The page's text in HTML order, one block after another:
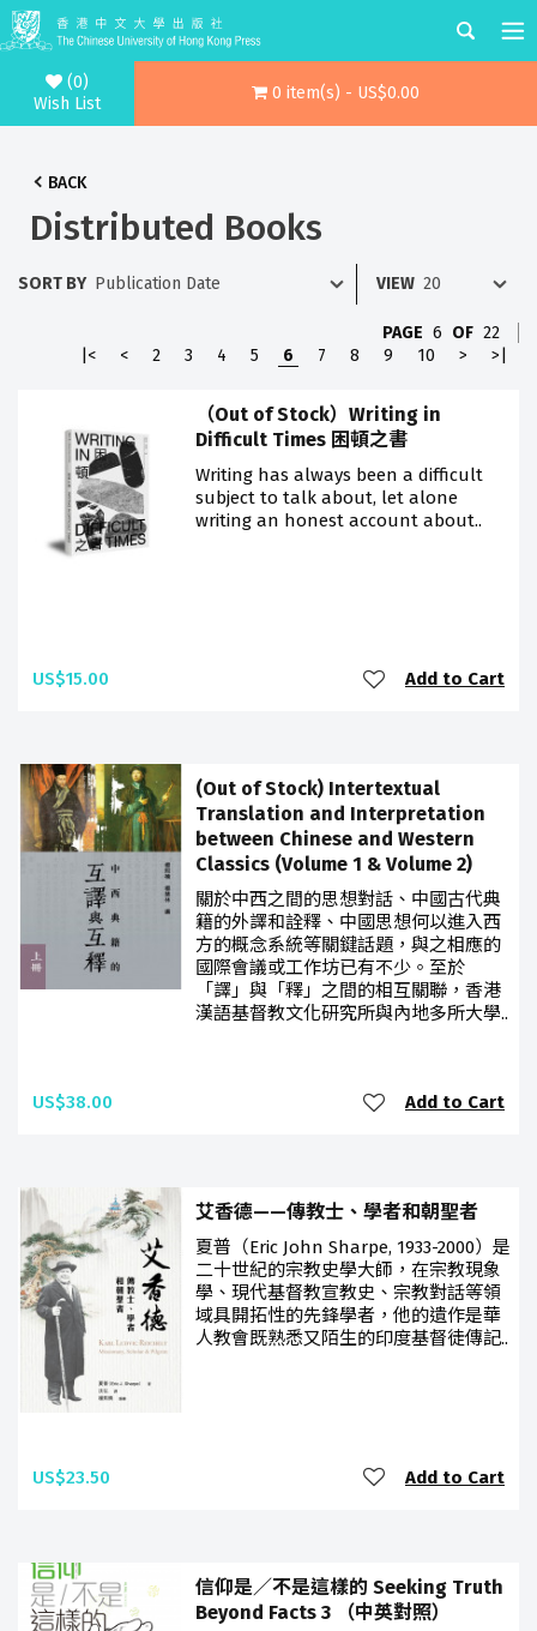
(0)
Wish List
0 item(s) - US$0.00
BACK
Distributed Books
SORT BY VIEW
PAGE 6 OF 22
|<
< 2 3 4 5 6 7 8 9 10 > >|
（Out of Stock）Writing in
Difficult Times 困頓之書
Writing has always been a difficult
subject to talk about, let alone
writing an honest account about..
US$15.00 Add to Cart
(Out of Stock) Intertextual
Translation and Interpretation
between Chinese and Western
Classics (Volume 1 & Volume 2)
關於中西之間的思想對話、中國古代典
籍的外譯和詮釋、中國思想何以進入西
方的概念系統等關鍵話題，與之相應的
國際會議或工作坊已有不少。至於
「譯」與「釋」之間的相互關聯，香港
漢語基督教文化研究所與內地多所大學..
US$38.00 Add to Cart
艾香德——傳教士、學者和朝聖者
夏普（Eric John Sharpe, 1933-2000）是
二十世紀的宗教史學大師，在宗教現象
學、現代基督教宣教史、宗教對話等領
域具開拓性的先鋒學者，他的遺作是華
人教會既熟悉又陌生的印度基督徒傳記..
US$23.50 Add to Cart
信仰是／不是這樣的 Seeking Truth
Beyond Facts 3 （中英對照）